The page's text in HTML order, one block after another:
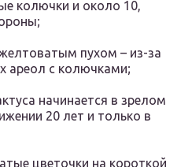
колючки и около 10,
пухом – из-за
ареол с колючками;
начинается в зрелом
20 лет и только в
цветочки на короткой